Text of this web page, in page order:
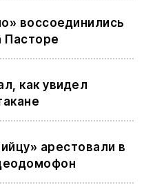
воссоединились
Пасторе
как увидел
арестовали в